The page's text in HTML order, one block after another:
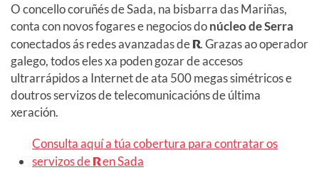
O concello coruñés de Sada, na bisbarra das Mariñas,
conta con novos fogares e negocios donúcleo de Serra
conectados ás redes avanzadas deR. Grazas ao operador
galego, todos eles xa poden gozar de accesos
ultrarrápidos a Internet de ata 500 megas simétricos e
doutros servizos de telecomunicacións de última
xeración.
Consulta aquí a túa cobertura para contratar os
servizos deRen Sada